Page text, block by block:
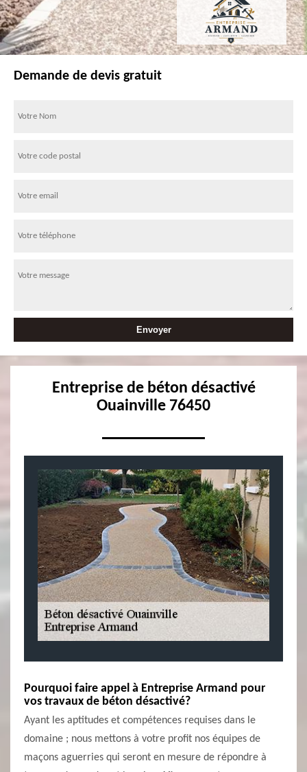
Demande de devis gratuit
Entreprise de béton désactivé
Ouainville 76450
Pourquoi faire appel à Entreprise Armand pour
vos travaux de béton désactivé?
Ayant les aptitudes et compétences requises dans le
domaine ; nous mettons à votre profit nos équipes de
maçons aguerries qui seront en mesure de répondre à